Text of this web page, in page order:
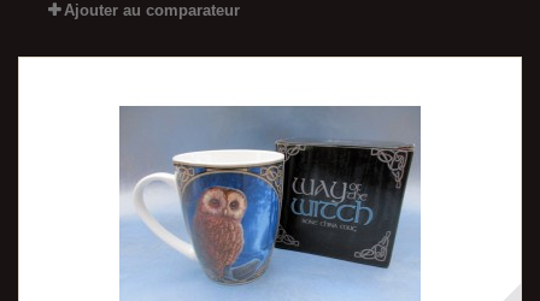
Ajouter au comparateur